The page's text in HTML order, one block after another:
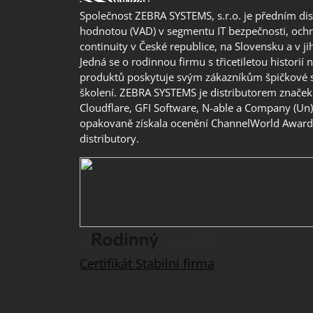
Společnost ZEBRA SYSTEMS, s.r.o. je předním
hodnotou (VAD) v segmentu IT bezpečnosti,
continuity v České republice, na Slovensku a v
Jedná se o rodinnou firmu s třicetiletou historií
produktů poskytuje svým zákazníkům špičkové
školení. ZEBRA SYSTEMS je distributorem
Cloudflare, GFI Software, N-able a Company
opakovaně získala ocenění ChannelWorld
distributory.
Certifikát Stabilní firma